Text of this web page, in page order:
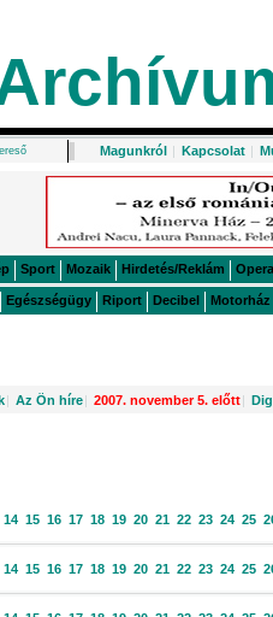
Magunkról | Kapcsolat |
Sport Mozaik Hirdetés/Reklám Opera
Egészségügy Riport Decibel Motorház
| Az Ön híre| 2007. november 5. előtt|
14 15 16 17 18 19 20 21 22 23 24 25
14 15 16 17 18 19 20 21 22 23 24 25